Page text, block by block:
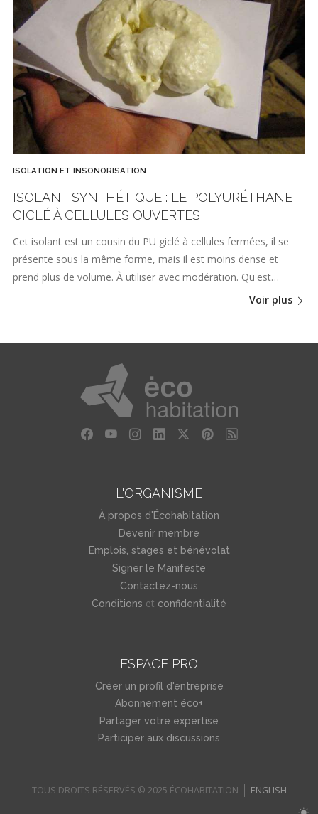
ISOLATION ET INSONORISATION
ISOLANT SYNTHÉTIQUE : LE POLYURÉTHANE
GICLÉ À CELLULES OUVERTES
Cet isolant est un cousin du PU giclé à cellules fermées, il se
présente sous la même forme, mais il est moins dense et
prend plus de volume. À utiliser avec modération. Qu'est…
Voir plus
L'ORGANISME
À propos d'Écohabitation
Devenir membre
Emplois, stages et bénévolat
Signer le Manifeste
Contactez-nous
Conditions et confidentialité
ESPACE PRO
Créer un profil d'entreprise
Abonnement éco+
Partager votre expertise
Participer aux discussions
TOUS DROITS RÉSERVÉS © 2025 ÉCOHABITATION ENGLISH